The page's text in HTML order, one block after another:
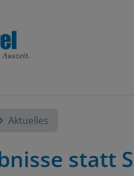
Aktuelles
statt